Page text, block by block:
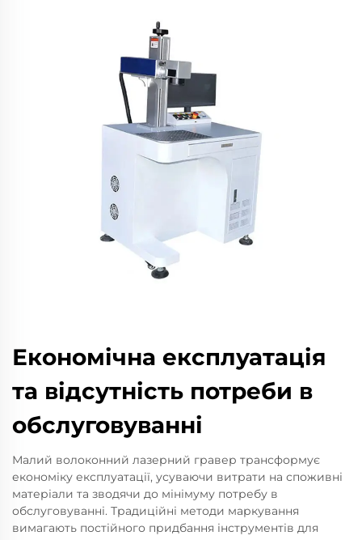
Економічна експлуатація
та відсутність потреби в
обслуговуванні
Малий волоконний лазерний гравер трансформує
економіку експлуатації, усуваючи витрати на споживні
матеріали та зводячи до мінімуму потребу в
обслуговуванні. Традиційні методи маркування
вимагають постійного придбання інструментів для